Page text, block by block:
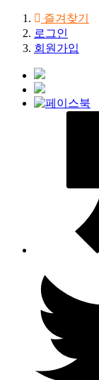
즐겨찾기
로그인
회원가입